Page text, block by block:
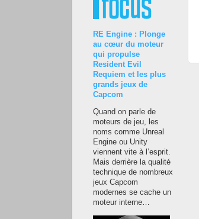
RE Engine : Plonge
au cœur du moteur
qui propulse
Resident Evil
Requiem et les plus
grands jeux de
Capcom
Quand on parle de
moteurs de jeu, les
noms comme Unreal
Engine ou Unity
viennent vite à l’esprit.
Mais derrière la qualité
technique de nombreux
jeux Capcom
modernes se cache un
moteur interne…